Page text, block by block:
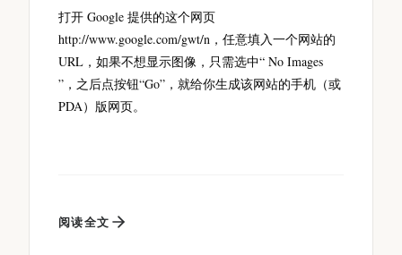
打开 Google 提供的这个网页
http://www.google.com/gwt/n，任意填入一个网站的
URL，如果不想显示图像，只需选中“ No Images
”，之后点按钮“Go”，就给你生成该网站的手机（或
PDA）版网页。
阅读全文